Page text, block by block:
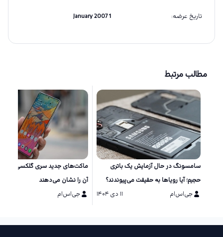
تاریخ عرضه:
1 January 2007
مطالب مرتبط
سامسونگ در حال آزمایش یک باتری
حجیم؛ آیا رویاها به حقیقت می‌پیوندند؟
جی‌اس‌ام
۱۱ دی ۱۴۰۴
آن را نشان می‌دهند
جی‌اس‌ام